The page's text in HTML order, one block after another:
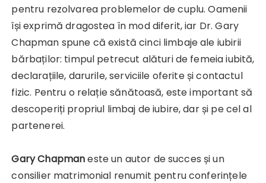
pentru rezolvarea problemelor de cuplu. Oamenii
își exprimă dragostea în mod diferit, iar Dr. Gary
Chapman spune că există cinci limbaje ale iubirii
bărbaților: timpul petrecut alături de femeia iubită,
declarațiile, darurile, serviciile oferite și contactul
fizic. Pentru o relație sănătoasă, este important să
descoperiți propriul limbaj de iubire, dar și pe cel al
partenerei.
Gary Chapmaneste un autor de succes și un
consilier matrimonial renumit pentru conferințele